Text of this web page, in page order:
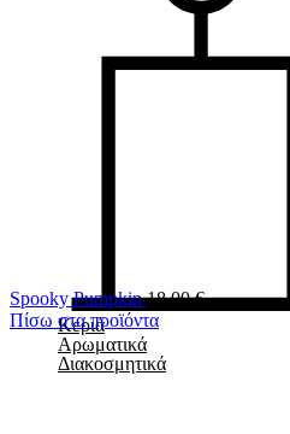
Κεριά
Αρωματικά
Διακοσμητικά
Spooky Pumpkin18,00€
Πίσω στα προϊόντα